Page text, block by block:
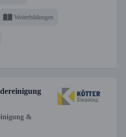
Weiterbildungen
&